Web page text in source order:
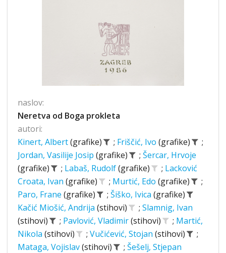
naslov:
Neretva od Boga prokleta
autori:
Kinert, Albert(grafike) ; Friščić, Ivo (grafike)
;
Jordan, Vasilije Josip (grafike) ; Šercar, Hrvoje
(grafike)
; Labaš, Rudolf(grafike) ; Lacković
Croata, Ivan (grafike) ; Murtić, Edo (grafike)
;
Paro, Frane (grafike) ; Šiško, Ivica (grafike)
Kačić Miošić, Andrija (stihovi) ; Slamnig, Ivan
(stihovi)
; Pavlović, Vladimir(stihovi) ; Martić,
Nikola (stihovi) ; Vučićević, Stojan (stihovi)
;
Mataga, Vojislav(stihovi) ; Šešelj, Stjepan